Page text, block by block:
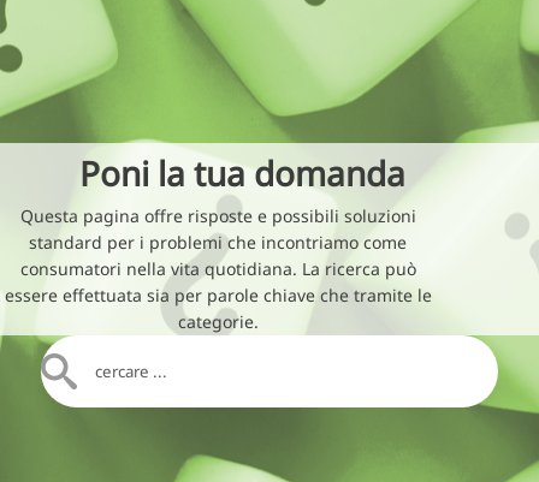
Poni la tua domanda
Questa pagina offre risposte e possibili soluzioni
standard per i problemi che incontriamo come
consumatori nella vita quotidiana. La ricerca può
essere effettuata sia per parole chiave che tramite le
categorie.